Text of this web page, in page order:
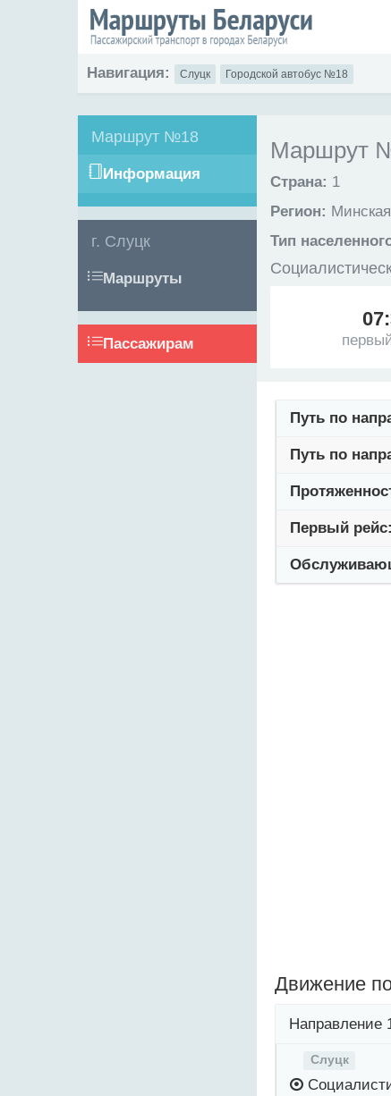
Навигация: Слуцк Городской автобус №18
Маршрут №18
Информация
г. Слуцк
Маршруты
Пассажирам
Маршрут
Страна: 1
Регион:
Тип
Путь по
Путь по
Первый рейс:
Движение
Направление
Слуцк